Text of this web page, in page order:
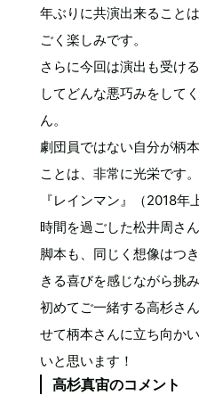
年ぶりに共演出来ること
ごく楽しみです。
さらに今回は演出も受け
してどんな悪巧みをして
ん。
劇団員ではない自分が柄
ことは、非常に光栄です。
『レインマン』（2018
時間を過ごした松井周さ
脚本も、同じく想像はつ
きる喜びを感じながら挑
初めてご一緒する高杉さ
せて柄本さんに立ち向か
いと思います！
高杉真宙のコメント